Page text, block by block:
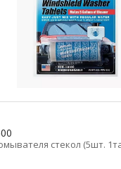
стекол (5шт.